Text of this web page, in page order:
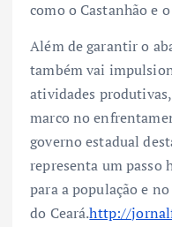
como o Castanhão e
Além de garantir o
também vai
atividades
marco no
governo estadual
representa um passo
para a população e
do Ceará.http://